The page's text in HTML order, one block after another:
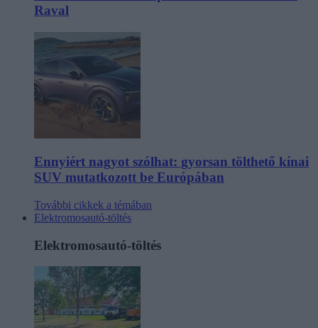
Raval
Ennyiért nagyot szólhat: gyorsan tölthető kínai
SUV mutatkozott be Európában
További cikkek a témában
Elektromosautó-töltés
Elektromosautó-töltés